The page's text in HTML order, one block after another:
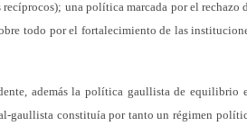
una política marcada por el rechazo
todo por el fortalecimiento de las
además la política gaullista de equilibrio
gaullista constituía por tanto un régimen